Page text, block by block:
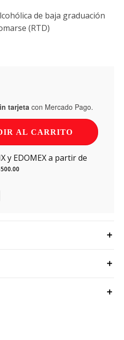
de baja graduación
(RTD)
tarjeta con Mercado Pago.
AL CARRITO
y EDOMEX a partir de
500.00